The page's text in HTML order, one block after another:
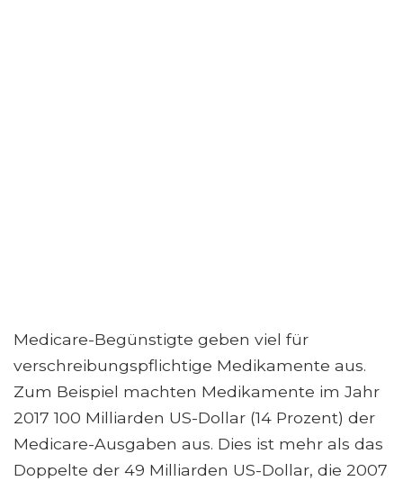
Medicare-Begünstigte geben viel für
verschreibungspflichtige Medikamente aus.
Zum Beispiel machten Medikamente im Jahr
2017 100 Milliarden US-Dollar (14 Prozent) der
Medicare-Ausgaben aus. Dies ist mehr als das
Doppelte der 49 Milliarden US-Dollar, die 2007